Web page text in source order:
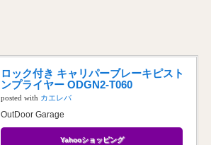
ロック付き キャリパーブレーキピスト
ンプライヤー ODGN2-T060
posted with カエレバ
OutDoor Garage
Yahooショッピング